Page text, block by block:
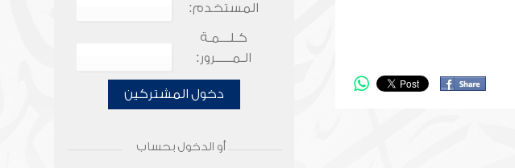
المستخدم:
كـلـــمـة
الـمـــــرور:
دخول المشتركين
أو الدخول بحساب